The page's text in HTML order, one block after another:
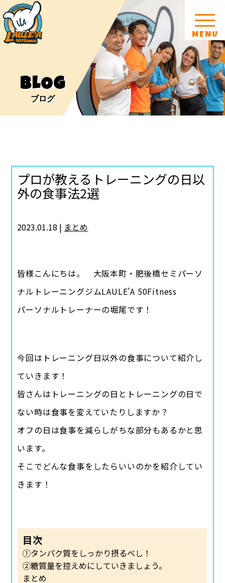
MENU
BLOG
ブログ
プロが教えるトレーニングの日以
外の食事法2選
2023.01.18 | まとめ
皆様こんにちは。 大阪本町・肥後橋セミパーソ
ナルトレーニングジムLAULE’A 50Fitness
パーソナルトレーナーの堀尾です！
今回はトレーニング日以外の食事について紹介し
ていきます！
皆さんはトレーニングの日とトレーニングの日で
ない時は食事を変えていたりしますか？
オフの日は食事を減らしがちな部分もあるかと思
います。
そこでどんな食事をしたらいいのかを紹介してい
きます！
目次
①タンパク質をしっかり摂るべし！
②糖質量を控えめにしていきましょう。
まとめ